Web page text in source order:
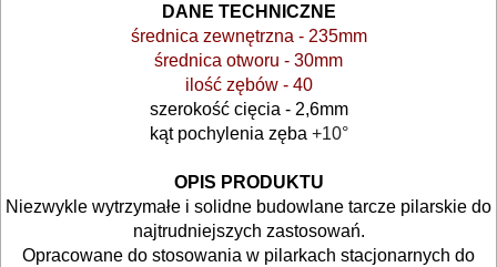
MASZYNKI
BUDOWLANE
NARZĘDZIA
BRUKARSKIE
DANE TECHNICZNE
średnica zewnętrzna - 235mm
średnica otworu - 30mm
ilość zębów - 40
szerokość cięcia - 2,6mm
kąt pochylenia zęba +10°
OPIS PRODUKTU
Niezwykle wytrzymałe i solidne budowlane tarcze pilarskie do
najtrudniejszych zastosowań.
Opracowane do stosowania w pilarkach stacjonarnych do